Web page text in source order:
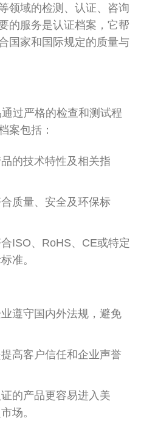
领域的检测、认证、咨询
的服务是认证档案，它帮
国家和国际规定的质量与
过严格的检查和测试程
案包括：
品的技术特性及相关指
合质量、安全及环保标
合ISO、RoHS、CE或特定
准。
业遵守国内外法规，避免
提高客户信任和企业声誉
证的产品更容易进入美
场。